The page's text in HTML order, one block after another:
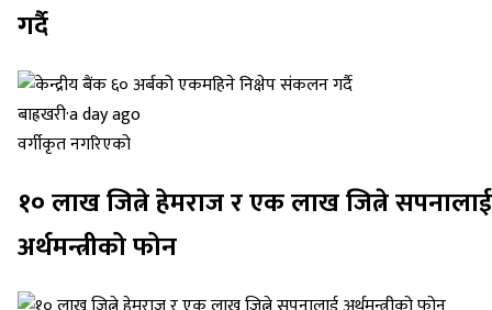
गर्दै
बाह्रखरी·a day ago
वर्गीकृत नगरिएको
१० लाख जित्ने हेमराज र एक लाख जित्ने सपनालाई
अर्थमन्त्रीको फोन